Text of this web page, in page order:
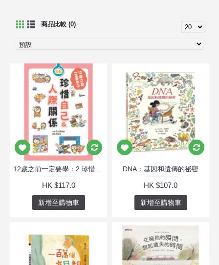
商品比較 (0)
HK $117.0
新增至購物車
DNA：基因和遺傳的祕密
HK $107.0
新增至購物車